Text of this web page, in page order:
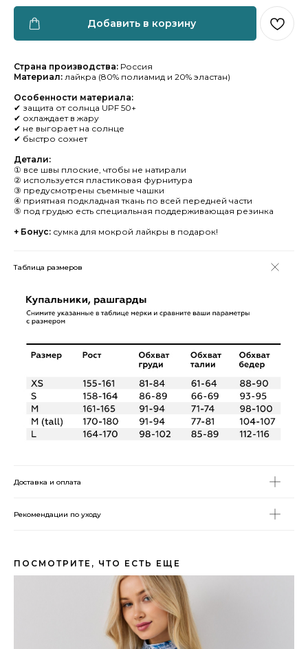
Добавить в корзину
Страна производства: Россия
Материал: лайкра (80% полиамид и 20% эластан)
Особенности материала:
✔ защита от солнца UPF 50+
✔ охлаждает в жару
✔ не выгорает на солнце
✔ быстро сохнет
Детали:
① все швы плоские, чтобы не натирали
② используется пластиковая фурнитура
③ предусмотрены съемные чашки
④ приятная подкладная ткань по всей передней части
⑤ под грудью есть специальная поддерживающая резинка
+ Бонус: сумка для мокрой лайкры в подарок!
Таблица размеров
Доставка и оплата
Рекомендации по уходу
ПОСМОТРИТЕ, ЧТО ЕСТЬ ЕЩЕ